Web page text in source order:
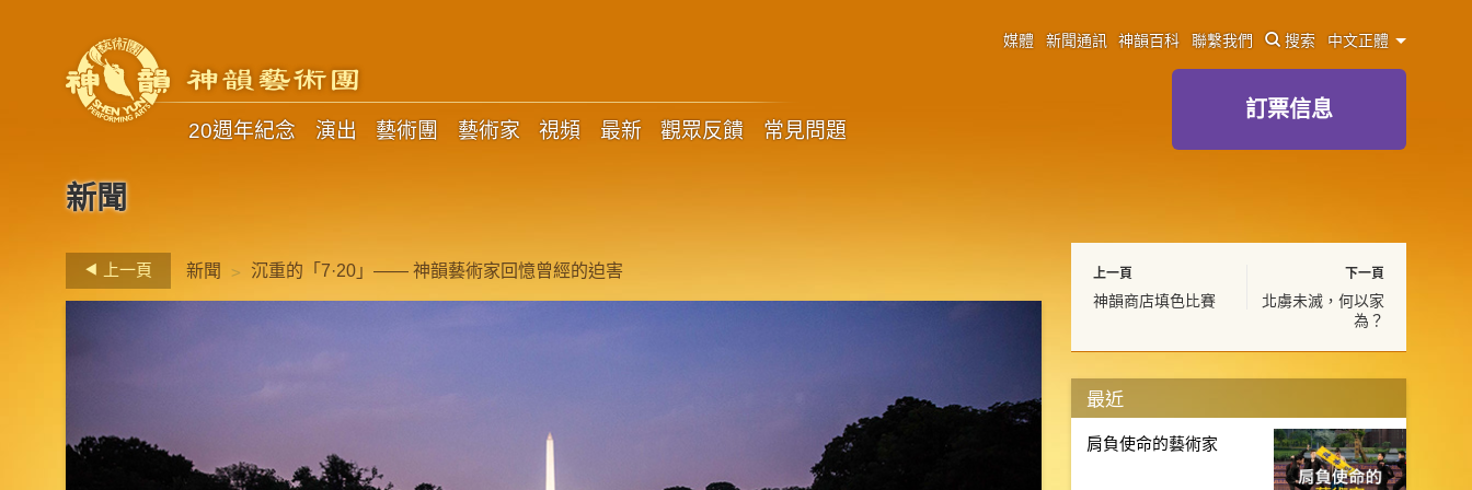
20週年紀念 演出 藝術團 藝術家 視頻 最新 觀眾反饋 常見問題
媒體 新聞通訊 神韻百科 聯繫我們 搜索 中文正體
訂票信息
新聞
上一頁 新聞 > 沉重的「7·20」—— 神韻藝術家回憶曾經的迫害 上一頁
神韻商店填色比賽
下一頁
北虜未滅，何以家
為？
最近
肩負使命的藝術家